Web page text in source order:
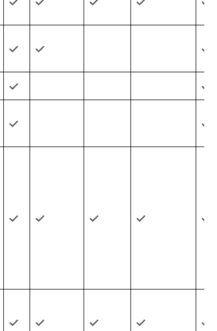
✓ ✓ ✓
✓
✓
✓ ✓
✓ ✓ ✓ ✓ ✓
✓ ✓ ✓ ✓ ✓